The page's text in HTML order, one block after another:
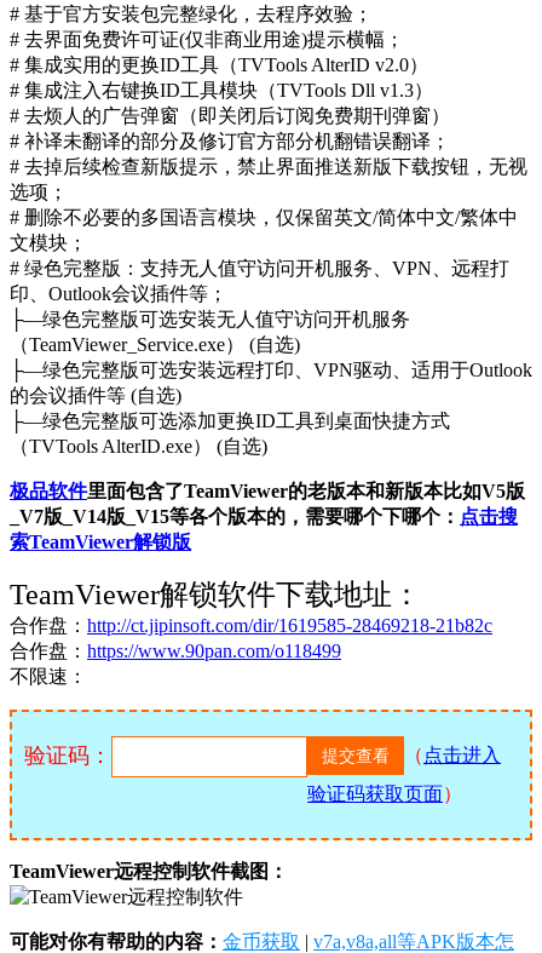
# 基于官方安装包完整绿化，去程序效验；
# 去界面免费许可证(仅非商业用途)提示横幅；
# 集成实用的更换ID工具（TVTools AlterID v2.0）
# 集成注入右键换ID工具模块（TVTools Dll v1.3）
# 去烦人的广告弹窗（即关闭后订阅免费期刊弹窗）
# 补译未翻译的部分及修订官方部分机翻错误翻译；
# 去掉后续检查新版提示，禁止界面推送新版下载按钮，无视
选项；
# 删除不必要的多国语言模块，仅保留英文/简体中文/繁体中
文模块；
# 绿色完整版：支持无人值守访问开机服务、VPN、远程打
印、Outlook会议插件等；
├—绿色完整版可选安装无人值守访问开机服务
（TeamViewer_Service.exe） (自选)
├—绿色完整版可选安装远程打印、VPN驱动、适用于Outlook
的会议插件等 (自选)
├—绿色完整版可选添加更换ID工具到桌面快捷方式
（TVTools AlterID.exe） (自选)
极品软件里面包含了TeamViewer的老版本和新版本比如V5版
_V7版_V14版_V15等各个版本的，需要哪个下哪个： 点击搜
索TeamViewer解锁版
TeamViewer解锁软件下载地址：
合作盘： http://ct.jipinsoft.com/dir/1619585-28469218-21b82c
合作盘： https://www.90pan.com/o118499
不限速：
验证码： （ 点击进入
验证码获取页面）
TeamViewer远程控制软件截图：
可能对你有帮助的内容： 金币获取 | v7a,v8a,all等APK版本怎